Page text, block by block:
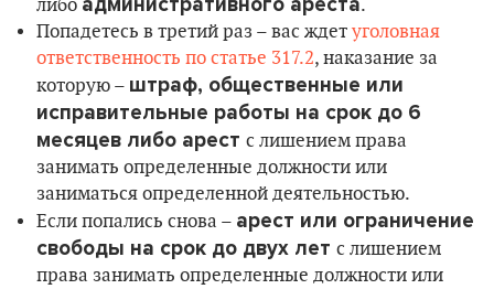
либо
.
Попадетесь в третий раз – вас ждет уголовная
ответственность по статье 317.2, наказание за
которую – штраф, общественные или
исправительные работы на срок до 6
месяцев либо арест с лишением права
занимать определенные должности или
заниматься определенной деятельностью.
Если попались снова – арест или ограничение
свободы на срок до двух лет с лишением
права занимать определенные должности или